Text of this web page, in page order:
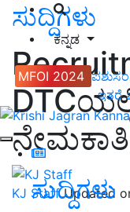
ಕನ್ನಡ
MFOI 2024
ಇತರೆ
ಸುದ್ದಿಗಳು
ಸುದ್ದಿಗಳು
KJ StaffUpdated